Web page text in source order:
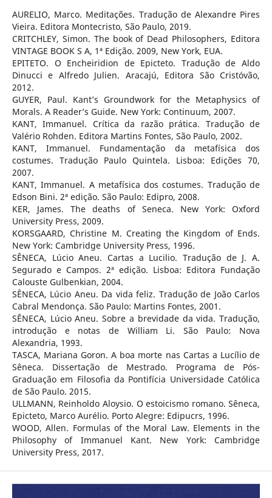
AURELIO, Marco. Meditações. Tradução de Alexandre Pires
Vieira. Editora Montecristo, São Paulo, 2019.
CRITCHLEY, Simon. The book of Dead Philosophers, Editora
VINTAGE BOOK S A, 1ª Edição. 2009, New York, EUA.
EPITETO. O Encheiridion de Epicteto. Tradução de Aldo
Dinucci e Alfredo Julien. Aracajú, Editora São Cristóvão,
2012.
GUYER, Paul. Kant’s Groundwork for the Metaphysics of
Morals. A Reader’s Guide. New York: Continuum, 2007.
KANT, Immanuel. Crítica da razão prática. Tradução de
Valério Rohden. Editora Martins Fontes, São Paulo, 2002.
KANT, Immanuel. Fundamentação da metafísica dos
costumes. Tradução Paulo Quintela. Lisboa: Edições 70,
2007.
KANT, Immanuel. A metafísica dos costumes. Tradução de
Edson Bini. 2ª edição. São Paulo: Edipro, 2008.
KER, James. The deaths of Seneca. New York: Oxford
University Press, 2009.
KORSGAARD, Christine M. Creating the Kingdom of Ends.
New York: Cambridge University Press, 1996.
SÊNECA, Lúcio Aneu. Cartas a Lucilio. Tradução de J. A.
Segurado e Campos. 2ª edição. Lisboa: Editora Fundação
Calouste Gulbenkian, 2004.
SÊNECA, Lúcio Aneu. Da vida feliz. Tradução de João Carlos
Cabral Mendonça. São Paulo: Martins Fontes, 2001.
SÊNECA, Lúcio Aneu. Sobre a brevidade da vida. Tradução,
introdução e notas de William Li. São Paulo: Nova
Alexandria, 1993.
TASCA, Mariana Goron. A boa morte nas Cartas a Lucílio de
Sêneca. Dissertação de Mestrado. Programa de Pós-
Graduação em Filosofia da Pontifícia Universidade Católica
de São Paulo. 2015.
ULLMANN, Reinholdo Aloysio. O estoicismo romano. Sêneca,
Epicteto, Marco Aurélio. Porto Alegre: Edipucrs, 1996.
WOOD, Allen. Formulas of the Moral Law. Elements in the
Philosophy of Immanuel Kant. New York: Cambridge
University Press, 2017.